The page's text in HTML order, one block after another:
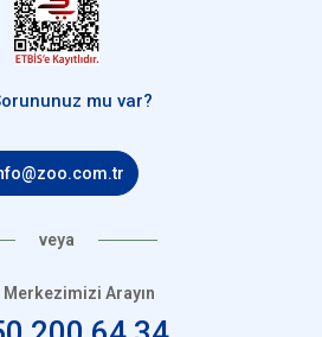
mu var?
veya
Merkezimizi Arayın